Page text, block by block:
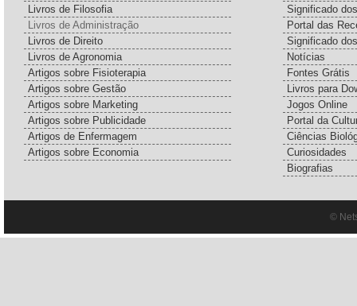
Livros de Filosofia
Livros de Administração
Livros de Direito
Livros de Agronomia
Artigos sobre Fisioterapia
Artigos sobre Gestão
Artigos sobre Marketing
Artigos sobre Publicidade
Artigos de Enfermagem
Artigos sobre Economia
Significado
Portal das
Significado
Notícias
Fontes Grátis
Livros para
Jogos Online
Portal da
Ciências
Curiosidades
Biografias
©